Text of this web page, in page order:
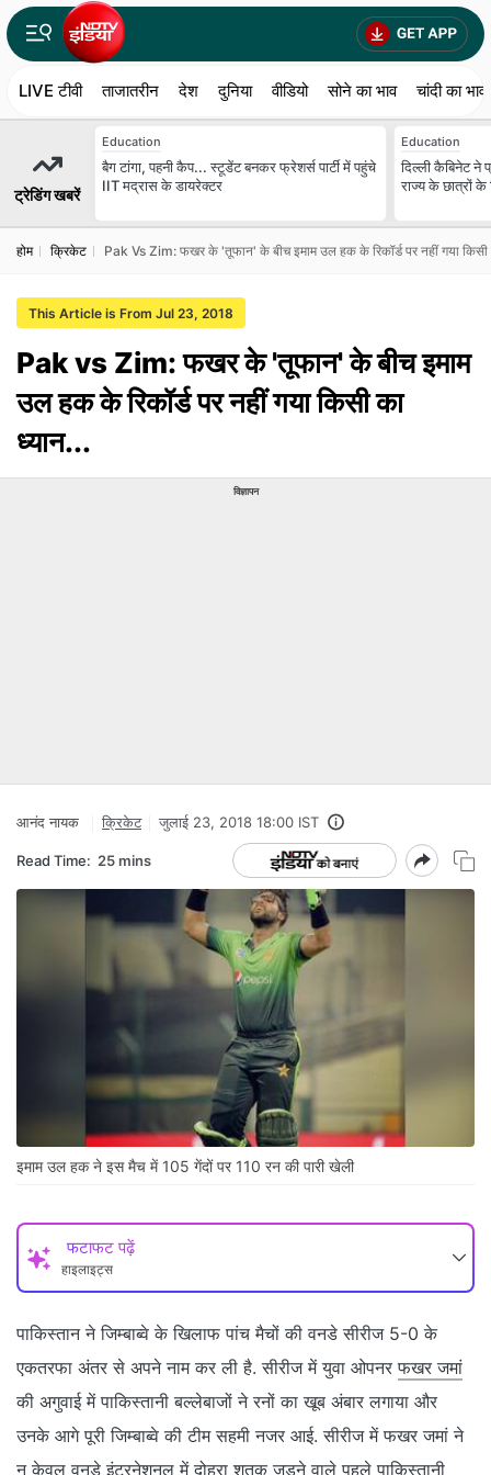
LIVE टीवी ताजातरीन देश दुनिया वीडियो सोने का भाव चांदी का भाव
ट्रेडिंग खबरें
Education
बैग टांगा, पहनी कैप... स्टूडेंट बनकर फ्रेशर्स पार्टी में पहुंचे
IIT मद्रास के डायरेक्टर
Education
दिल्ली कैबिनेट ने
राज्य के छात्रों के
होम क्रिकेट Pak Vs Zim: फखर के 'तूफान' के बीच इमाम उल हक के रिकॉर्ड पर नहीं गया किसी
This Article is From Jul 23, 2018
Pak vs Zim: फखर के 'तूफान' के बीच इमाम
उल हक के रिकॉर्ड पर नहीं गया किसी का
ध्‍यान...
विज्ञापन
आनंद नायक क्रिकेट जुलाई 23, 2018 18:00 IST
Read Time: 25 mins
इमाम उल हक ने इस मैच में 105 गेंदों पर 110 रन की पारी खेली
फटाफट पढ़ें
हाइलाइट्स
पाकिस्‍तान ने जिम्‍बाब्‍वे के खिलाफ पांच मैचों की वनडे सीरीज 5-0 के
एकतरफा अंतर से अपने नाम कर ली है. सीरीज में युवा ओपनरफखर जमां
की अगुवाई में पाकिस्‍तानी बल्‍लेबाजों ने रनों का खूब अंबार लगाया और
उनके आगे पूरी जिम्‍बाब्‍वे की टीम सहमी नजर आई. सीरीज में फखर जमां ने
न केवल वनडे इंटरनेशनल में दोहरा शतक जड़ने वाले पहले पाकिस्‍तानी